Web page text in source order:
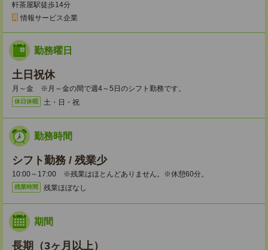
軒茶屋駅徒歩14分
情報サービス企業
勤務曜日
土日祝休
月～金 ※月～金の間で週4～5日のシフト勤務です。
休日休暇 土・日・祝
勤務時間
シフト勤務 / 残業少
10:00～17:00 ※残業はほとんどありません。※休憩60分。
残業時間 残業ほぼなし
期間
長期（3ヶ月以上）